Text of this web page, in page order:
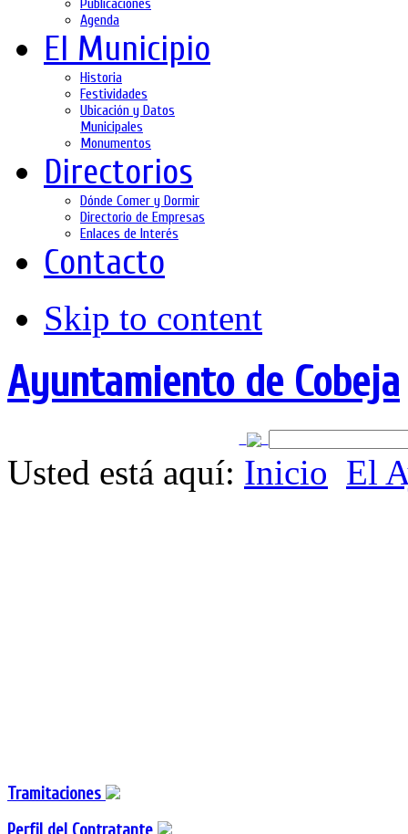
Publicaciones
Agenda
El Municipio
Historia
Festividades
Ubicación y Datos
Municipales
Monumentos
Directorios
Dónde Comer y Dormir
Directorio de Empresas
Enlaces de Interés
Contacto
Skip to content
Ayuntamiento de Cobeja
Usted está aquí: Inicio El
Tramitaciones